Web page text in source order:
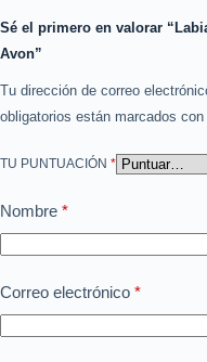
Sé el primero en valorar
Avon”
Tu dirección de correo
obligatorios están marcados con
TU PUNTUACIÓN *
Nombre *
Correo electrónico *